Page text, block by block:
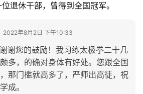
退休干部，曾得到全国冠军。
2022年8月2日 下午10:33
谢谢您的鼓励！我习练太极拳二十几
多，的确对身体有好处。您跟全国
那门槛就高多了，严师出高徒，祝
成。